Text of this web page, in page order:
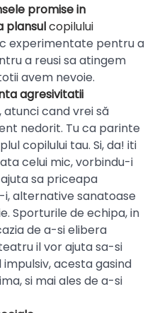
promise in
plansul copilului
experimentate pentru a
a reusi sa atingem
avem nevoie.
agresivitatii
atunci cand vrei să
nedorit. Tu ca parinte
copilului tau. Si, da! iti
celui mic, vorbindu-i
sa priceapa
alternative sanatoase
Sporturile de echipa, in
de a-si elibera
il vor ajuta sa-si
acesta gasind
si mai ales de a-si